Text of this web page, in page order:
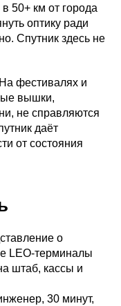
50+ км от города
оптику ради
Спутник здесь не
фестивалях и
вышки,
не справляются
даёт
от состояния
о
LEO-терминалы
штаб, кассы и
30 минут,